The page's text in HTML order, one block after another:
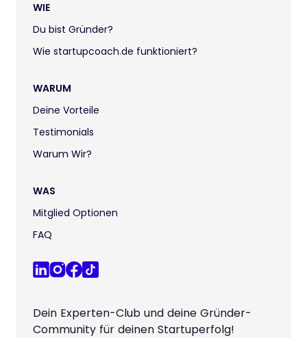
WIE
Du bist Gründer?
Wie startupcoach.de funktioniert?
WARUM
Deine Vorteile
Testimonials
Warum Wir?
WAS
Mitglied Optionen
FAQ
Dein Experten-Club und deine Gründer-
Community für deinen Startuperfolg!